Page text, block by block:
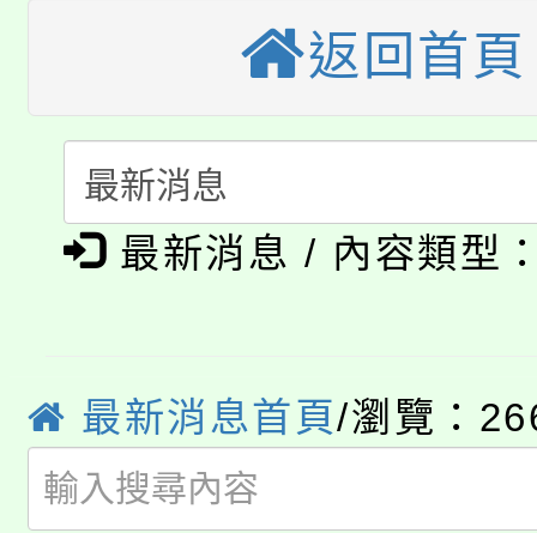
生本土語及新住民語歌
公告本校115學年度第
代理(課)教師甄選結果
公告本校115學年度第
代理(課)教師甄選結果(
轉知中國文化大學推廣
《TA101》溝通分析基
程，歡迎學生輔導中心
系所師生報名參加。
淨零綠生活教案入校路
會
115年食農教育專業人
學籍身 分審查程序及
版
公告本校115學年度第
代理(課)教師甄選結果(
「2026金融保險知識
返回首頁
最新消息 / 內容類型
最新消息首頁/瀏覽：